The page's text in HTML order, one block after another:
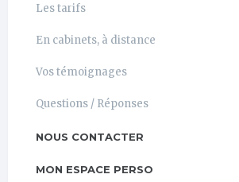
Les tarifs
En cabinets, à distance
Vos témoignages
Questions / Réponses
NOUS CONTACTER
MON ESPACE PERSO